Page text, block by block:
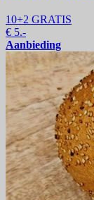
10+2 GRATIS
€ 5.-
Aanbieding